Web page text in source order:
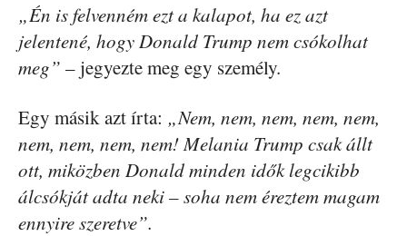
„Én is felvenném ezt a kalapot, ha ez azt
jelentené, hogy Donald Trump nem csókolhat
meg” – jegyezte meg egy személy.
Egy másik azt írta: „Nem, nem, nem, nem, nem,
nem, nem, nem, nem! Melania Trump csak állt
ott, miközben Donald minden idők legcikibb
álcsókját adta neki – soha nem éreztem magam
ennyire szeretve”.